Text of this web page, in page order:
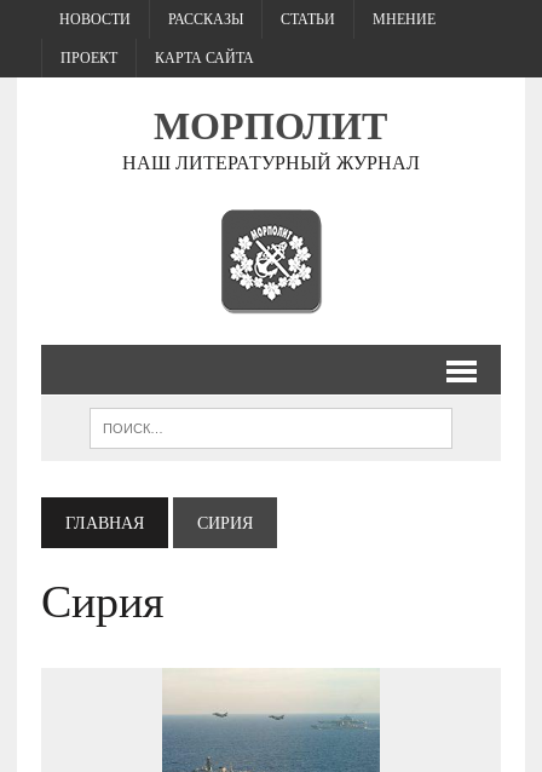
НОВОСТИ РАССКАЗЫ СТАТЬИ МНЕНИЕ
ПРОЕКТ КАРТА САЙТА
МОРПОЛИТ
НАШ ЛИТЕРАТУРНЫЙ ЖУРНАЛ
ГЛАВНАЯ СИРИЯ
Сирия